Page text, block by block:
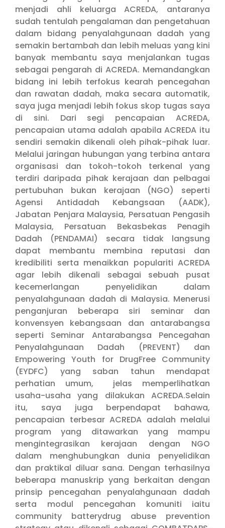
menjadi ahli keluarga ACREDA, antaranya
sudah tentulah pengalaman dan pengetahuan
dalam bidang penyalahgunaan dadah yang
semakin bertambah dan lebih meluas yang kini
banyak membantu saya menjalankan tugas
sebagai pengarah di ACREDA. Memandangkan
bidang ini lebih terfokus kearah pencegahan
dan rawatan dadah, maka secara automatik,
saya juga menjadi lebih fokus skop tugas saya
di sini. Dari segi pencapaian ACREDA,
pencapaian utama adalah apabila ACREDA itu
sendiri semakin dikenali oleh pihak-pihak luar.
Melalui jaringan hubungan yang terbina antara
organisasi dan tokoh-tokoh terkenal yang
terdiri daripada pihak kerajaan dan pelbagai
pertubuhan bukan kerajaan (NGO) seperti
Agensi Antidadah Kebangsaan (AADK),
Jabatan Penjara Malaysia, Persatuan Pengasih
Malaysia, Persatuan Bekasbekas Penagih
Dadah (PENDAMAI) secara tidak langsung
dapat membantu membina reputasi dan
kredibiliti serta menaikkan populariti ACREDA
agar lebih dikenali sebagai sebuah pusat
kecemerlangan penyelidikan dalam
penyalahgunaan dadah di Malaysia. Menerusi
penganjuran beberapa siri seminar dan
konvensyen kebangsaan dan antarabangsa
seperti Seminar Antarabangsa Pencegahan
Penyalahgunaan Dadah (PREVENT) dan
Empowering Youth for DrugFree Community
(EYDFC) yang saban tahun mendapat
perhatian umum, jelas memperlihatkan
usaha-usaha yang dilakukan ACREDA.Selain
itu, saya juga berpendapat bahawa,
pencapaian terbesar ACREDA adalah melalui
program yang ditawarkan yang mampu
mengintegrasikan kerajaan dengan NGO
dalam menghubungkan dunia penyelidikan
dan praktikal diluar sana. Dengan terhasilnya
beberapa manuskrip yang berkaitan dengan
prinsip pencegahan penyalahgunaan dadah
serta modul pencegahan komuniti iaitu
community batterydrug abuse prevention